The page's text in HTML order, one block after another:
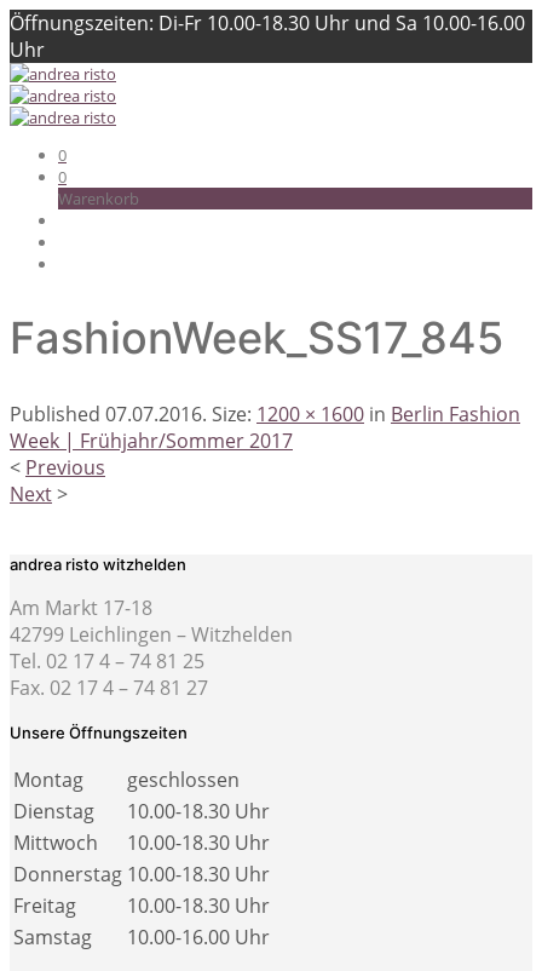
Öffnungszeiten: Di-Fr 10.00-18.30 Uhr und Sa 10.00-16.00
Uhr
0
0
Warenkorb
FashionWeek_SS17_845
Published 07.07.2016. Size: 1200 × 1600 in Berlin Fashion
Week | Frühjahr/Sommer 2017
< Previous
Next>
andrea risto witzhelden
Am Markt 17-18
42799 Leichlingen – Witzhelden
Tel. 02 17 4 – 74 81 25
Fax. 02 17 4 – 74 81 27
Unsere Öffnungszeiten
Montag
geschlossen
Dienstag
10.00-18.30 Uhr
Mittwoch
10.00-18.30 Uhr
Donnerstag 10.00-18.30 Uhr
Freitag
10.00-18.30 Uhr
Samstag
10.00-16.00 Uhr